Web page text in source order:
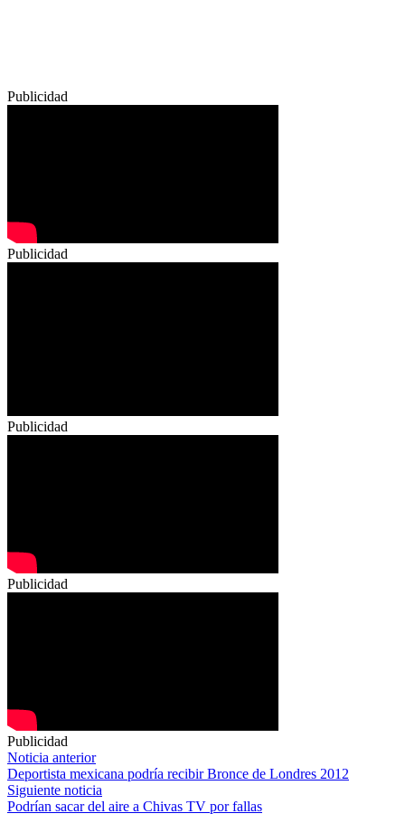
Publicidad
Publicidad
Publicidad
Publicidad
Publicidad
Navegación
de
entradas
Noticia anterior
Deportista mexicana podría recibir Bronce de Londres 2012
Siguiente noticia
Podrían sacar del aire a Chivas TV por fallas